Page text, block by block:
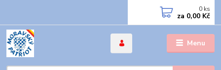
Menu
0 ks
za 0,00 Kč